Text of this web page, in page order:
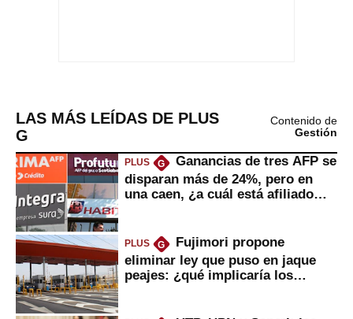
LAS MÁS LEÍDAS DE PLUS
G
Contenido de
Gestión
PLUS G
Ganancias de tres AFP se
disparan más de 24%, pero en
una caen, ¿a cuál está afiliado
PLUS G
Fujimori propone
eliminar ley que puso en jaque
peajes: ¿qué implicaría los